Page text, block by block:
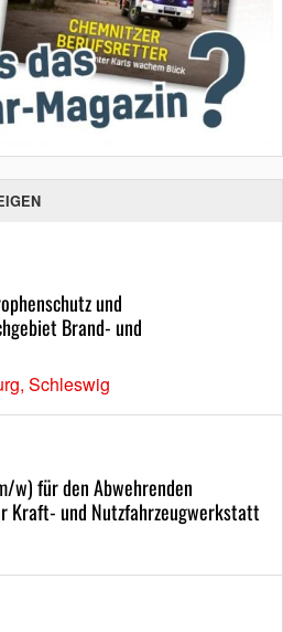
und
Brand- und
Schleswig
w) für den Abwehrenden
Kraft- und Nutzfahrzeugwerkstatt